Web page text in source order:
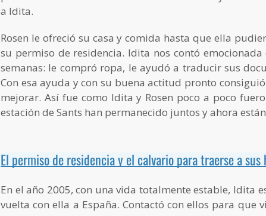
a Idita.
Rosen le ofreció su casa y comida hasta que ella
su permiso de residencia. Idita nos contó
semanas: le compró ropa, le ayudó a traducir sus
Con esa ayuda y con su buena actitud pronto
mejorar. Así fue como Idita y Rosen poco a poco
estación de Sants han permanecido juntos y ahora
El permiso de residencia y el calvario para traerse a sus
En el año 2005, con una vida totalmente estable, Idita
vuelta con ella a España. Contactó con ellos para que